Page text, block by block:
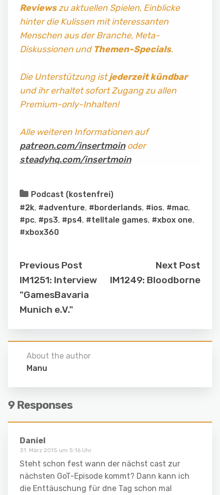
Reviewszu aktuellen Spielen, Einblicke
hinter die Kulissen mit interessanten
Menschen aus der Branche, Meta-
Diskussionen und Themen-Specials.
Die Unterstützung istjederzeit kündbar
und ihr erhaltet sofort Zugang zu allen
Premium-only-Inhalten!
Alle weiteren Informationen auf
patreon.com/insertmoinoder
steadyhq.com/insertmoin
Podcast (kostenfrei)
#2k, #adventure, #borderlands, #ios, #mac,
#pc, #ps3, #ps4, #telltale games, #xbox one,
#xbox360
Previous Post
IM1251: Interview
"GamesBavaria
Munich e.V."
Next Post
IM1249: Bloodborne
About the author
Manu
9 Responses
Daniel
31. März 2015 um 5:16 Uhr
Steht schon fest wann der nächst cast zur
nächsten GoT-Episode kommt? Dann kann ich
die Enttäuschung für dne Tag schon mal